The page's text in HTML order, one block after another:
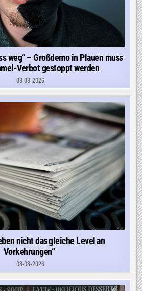
weg“ – Großdemo in Plauen muss
Verbot gestoppt werden
08-08-2026
nicht das gleiche Level an
Vorkehrungen“
08-08-2026